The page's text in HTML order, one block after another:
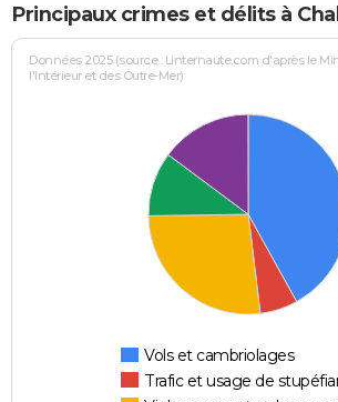
Principaux crimes et délits à
Données 2025 (source : Linternaute.com d'après le
l'Intérieur et des Outre-Mer)
Vols et cambriolages
Trafic et usage de